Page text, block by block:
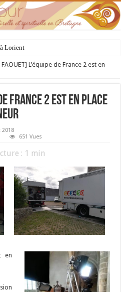
Lorientde la Bretagne chrétienne
FAOUET] L’équipe de France 2 est en
de France 2 est en place
2018
651 Vues
: 1 min
en